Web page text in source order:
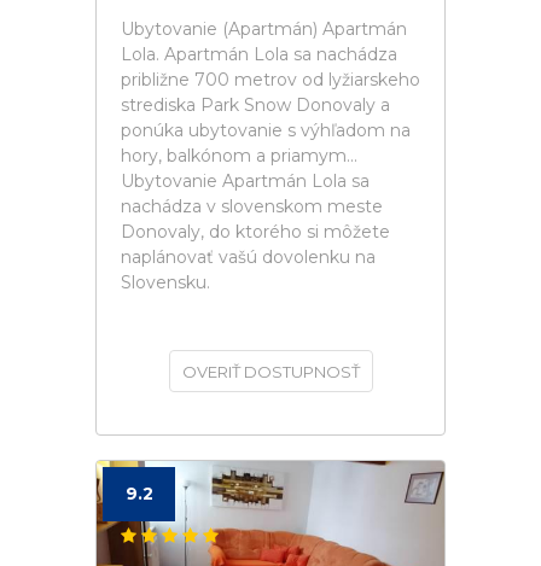
Ubytovanie (Apartmán) Apartmán
Lola. Apartmán Lola sa nachádza
približne 700 metrov od lyžiarskeho
strediska Park Snow Donovaly a
ponúka ubytovanie s výhľadom na
hory, balkónom a priamym...
Ubytovanie Apartmán Lola sa
nachádza v slovenskom meste
Donovaly, do ktorého si môžete
naplánovať vašú dovolenku na
Slovensku.
OVERIŤ DOSTUPNOSŤ
9.2